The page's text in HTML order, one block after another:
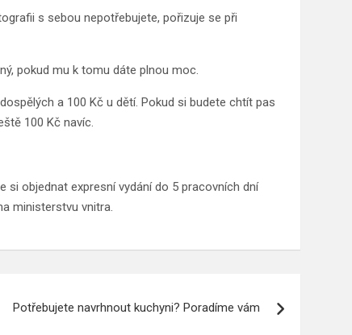
s sebou nepotřebujete, pořizuje se při
pokud mu k tomu dáte plnou moc.
a 100 Kč u dětí. Pokud si budete chtít pas
100 Kč navíc.
si objednat expresní vydání do 5 pracovních dní
ministerstvu vnitra.
Potřebujete navrhnout kuchyni? Poradíme vám